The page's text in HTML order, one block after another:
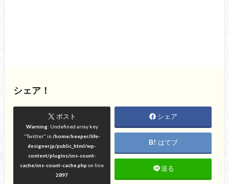
シェア！
ポスト
Warning: Undefined array key
"Twitter" in /home/keeper/life-
designer.jp/public_html/wp-
content/plugins/sns-count-
cache/sns-count-cache.php on line
2897
シェア
はてブ
送る